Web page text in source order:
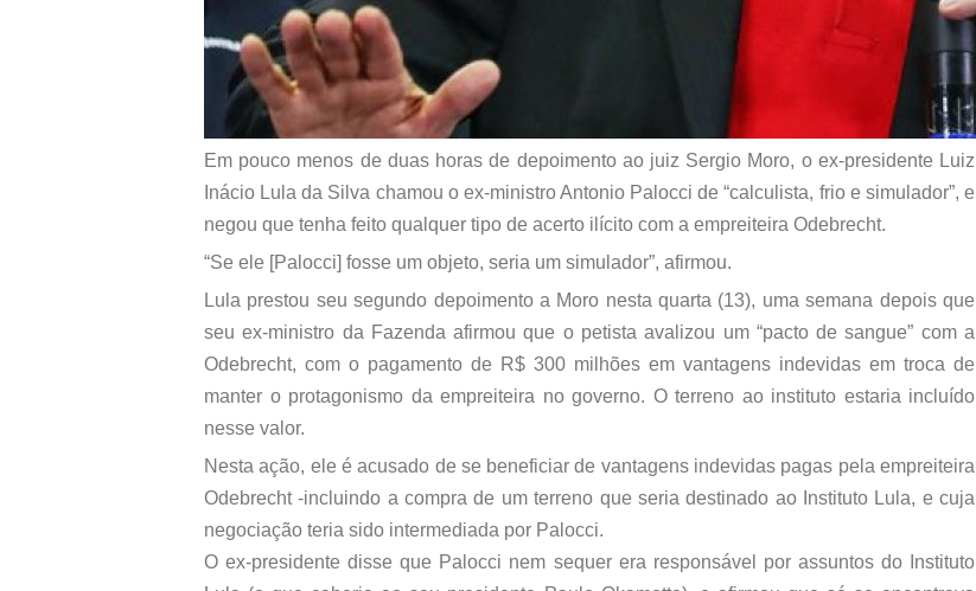
Em pouco menos de duas horas de depoimento ao juiz Sergio Moro, o ex-presidente Luiz
Inácio Lula da Silva chamou o ex-ministro Antonio Palocci de “calculista, frio e simulador”, e
negou que tenha feito qualquer tipo de acerto ilícito com a empreiteira Odebrecht.
“Se ele [Palocci] fosse um objeto, seria um simulador”, afirmou.
Lula prestou seu segundo depoimento a Moro nesta quarta (13), uma semana depois que
seu ex-ministro da Fazenda afirmou que o petista avalizou um “pacto de sangue” com a
Odebrecht, com o pagamento de R$ 300 milhões em vantagens indevidas em troca de
manter o protagonismo da empreiteira no governo. O terreno ao instituto estaria incluído
nesse valor.
Nesta ação, ele é acusado de se beneficiar de vantagens indevidas pagas pela empreiteira
Odebrecht -incluindo a compra de um terreno que seria destinado ao Instituto Lula, e cuja
negociação teria sido intermediada por Palocci.
O ex-presidente disse que Palocci nem sequer era responsável por assuntos do Instituto